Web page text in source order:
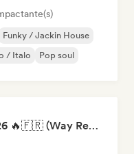
Funky / Jackin House
/ Italo Pop soul
RAP FRANÇAIS 2026 🔥🇫🇷 (Way Records)